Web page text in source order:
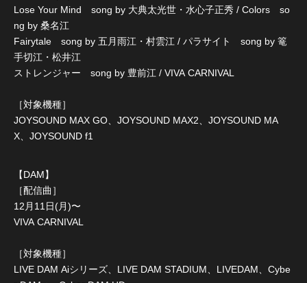
Lose Your Mind song by 大典太光世・水心子正秀 / Colors so
ng by 桑名江
Fairytale song by 五月雨江・村雲江 / パラサイト song by 篭
手切江・松井江
ストレンジャー song by 豊前江 / VIVA CARNIVAL
［対象機種］
JOYSOUND MAX GO、JOYSOUND MAX2、JOYSOUND MA
X、JOYSOUND f1
【DAM】
［配信曲］
12月11日(月)〜
VIVA CARNIVAL
［対象機種］
LIVE DAM Aiシリーズ、LIVE DAM STADIUM、LIVEDAM、Cybe